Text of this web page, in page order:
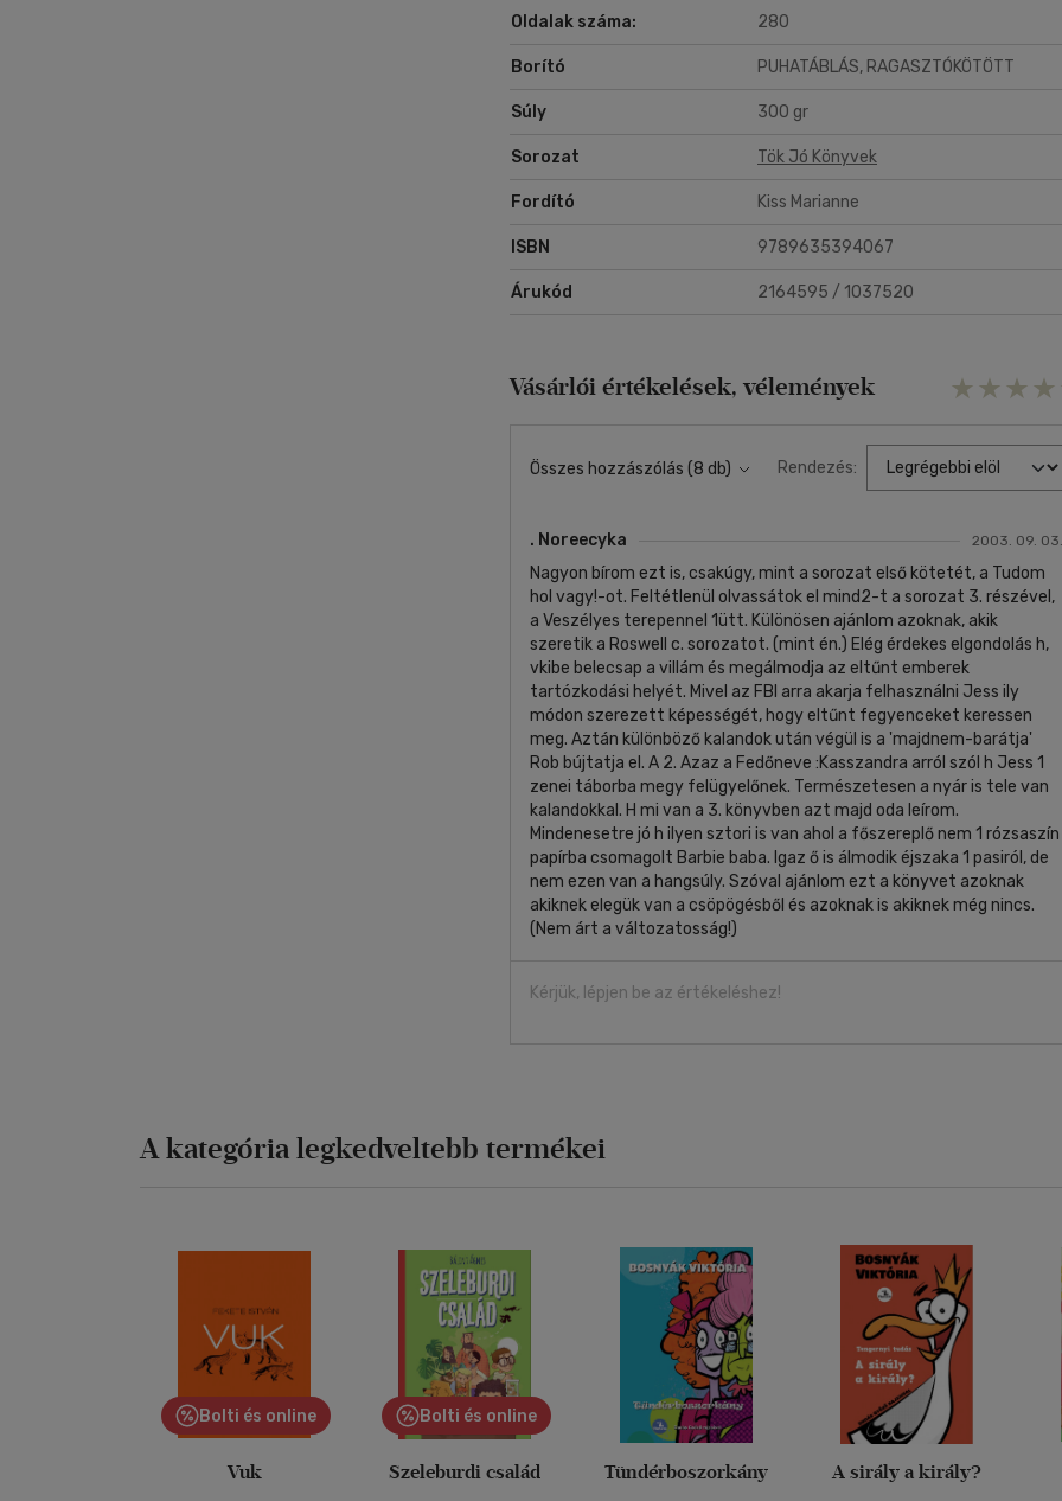
könyvét.
Oldalak száma: 280
Borító PUHATÁBLÁS, RAGASZTÓKÖTÖTT
Súly 300 gr
Sorozat Tök Jó Könyvek
Fordító Kiss Marianne
ISBN 9789635394067
Árukód 2164595 / 1037520
Vásárlói értékelések, vélemények
Összes hozzászólás (8 db) Rendezés:
. Noreecyka 2003. 09. 03.
Nagyon bírom ezt is, csakúgy, mint a sorozat első kötetét, a Tudom
hol vagy!-ot. Feltétlenül olvassátok el mind2-t a sorozat 3. részével,
a Veszélyes terepennel 1ütt. Különösen ajánlom azoknak, akik
szeretik a Roswell c. sorozatot. (mint én.) Elég érdekes elgondolás h,
vkibe belecsap a villám és megálmodja az eltűnt emberek
tartózkodási helyét. Mivel az FBI arra akarja felhasználni Jess ily
módon szerezett képességét, hogy eltűnt fegyenceket keressen
meg. Aztán különböző kalandok után végül is a 'majdnem-barátja'
Rob bújtatja el. A 2. Azaz a Fedőneve :Kasszandra arról szól h Jess 1
zenei táborba megy felügyelőnek. Természetesen a nyár is tele van
kalandokkal. H mi van a 3. könyvben azt majd oda leírom.
Mindenesetre jó h ilyen sztori is van ahol a főszereplő nem 1 rózsaszín
papírba csomagolt Barbie baba. Igaz ő is álmodik éjszaka 1 pasiról, de
nem ezen van a hangsúly. Szóval ajánlom ezt a könyvet azoknak
akiknek elegük van a csöpögésből és azoknak is akiknek még nincs.
(Nem árt a változatosság!)
Kérjük, lépjen be az értékeléshez!
A kategória legkedveltebb termékei
Bolti és online
Vuk
Bolti és online
Szeleburdi család Tündérboszorkány A sirály a király?